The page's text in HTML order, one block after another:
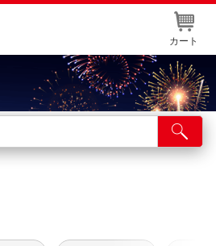
カート